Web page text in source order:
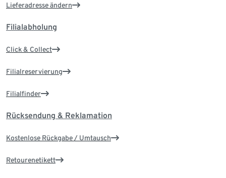
Lieferadresse ändern
Filialabholung
Click & Collect
Filialreservierung
Filialfinder
Rücksendung & Reklamation
Kostenlose Rückgabe / Umtausch
Retourenetikett